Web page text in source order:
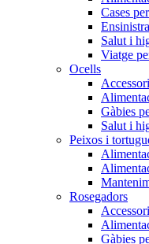
Cases
Salut i
Viatge
Ocells
Gàbies
Salut i
Peixos i
Rosegadors
Gàbies